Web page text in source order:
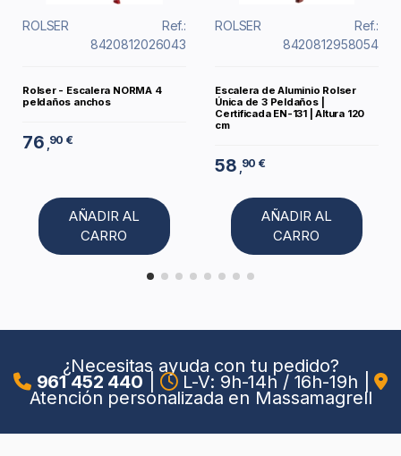
ROLSER
Ref.:
8420812026043
Rolser - Escalera NORMA 4
peldaños anchos
76 ,90 €
AÑADIR AL
CARRO
ROLSER
Ref.:
8420812958054
Escalera de Aluminio Rolser
Única de 3 Peldaños |
Certificada EN-131 | Altura 120
cm
58 ,90 €
AÑADIR AL
CARRO
¿Necesitas ayuda con tu pedido?
961 452 440 L-V: 9h-14h / 16h-19h
Atención personalizada en Massamagrell